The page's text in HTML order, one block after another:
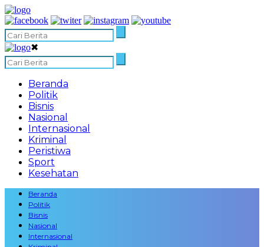
✖
Beranda
Politik
Bisnis
Nasional
Internasional
Kriminal
Peristiwa
Sport
Kesehatan
Beranda
Politik
Bisnis
Nasional
Internasional